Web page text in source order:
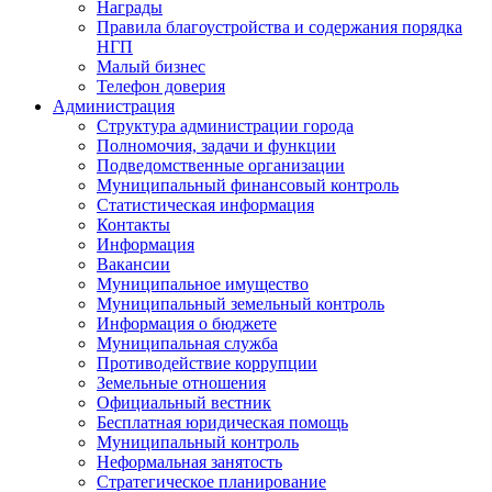
Награды
Правила благоустройства и содержания порядка
НГП
Малый бизнес
Телефон доверия
Администрация
Структура администрации города
Полномочия, задачи и функции
Подведомственные организации
Муниципальный финансовый контроль
Статистическая информация
Контакты
Информация
Вакансии
Муниципальное имущество
Муниципальный земельный контроль
Информация о бюджете
Муниципальная служба
Противодействие коррупции
Земельные отношения
Официальный вестник
Бесплатная юридическая помощь
Муниципальный контроль
Неформальная занятость
Стратегическое планирование